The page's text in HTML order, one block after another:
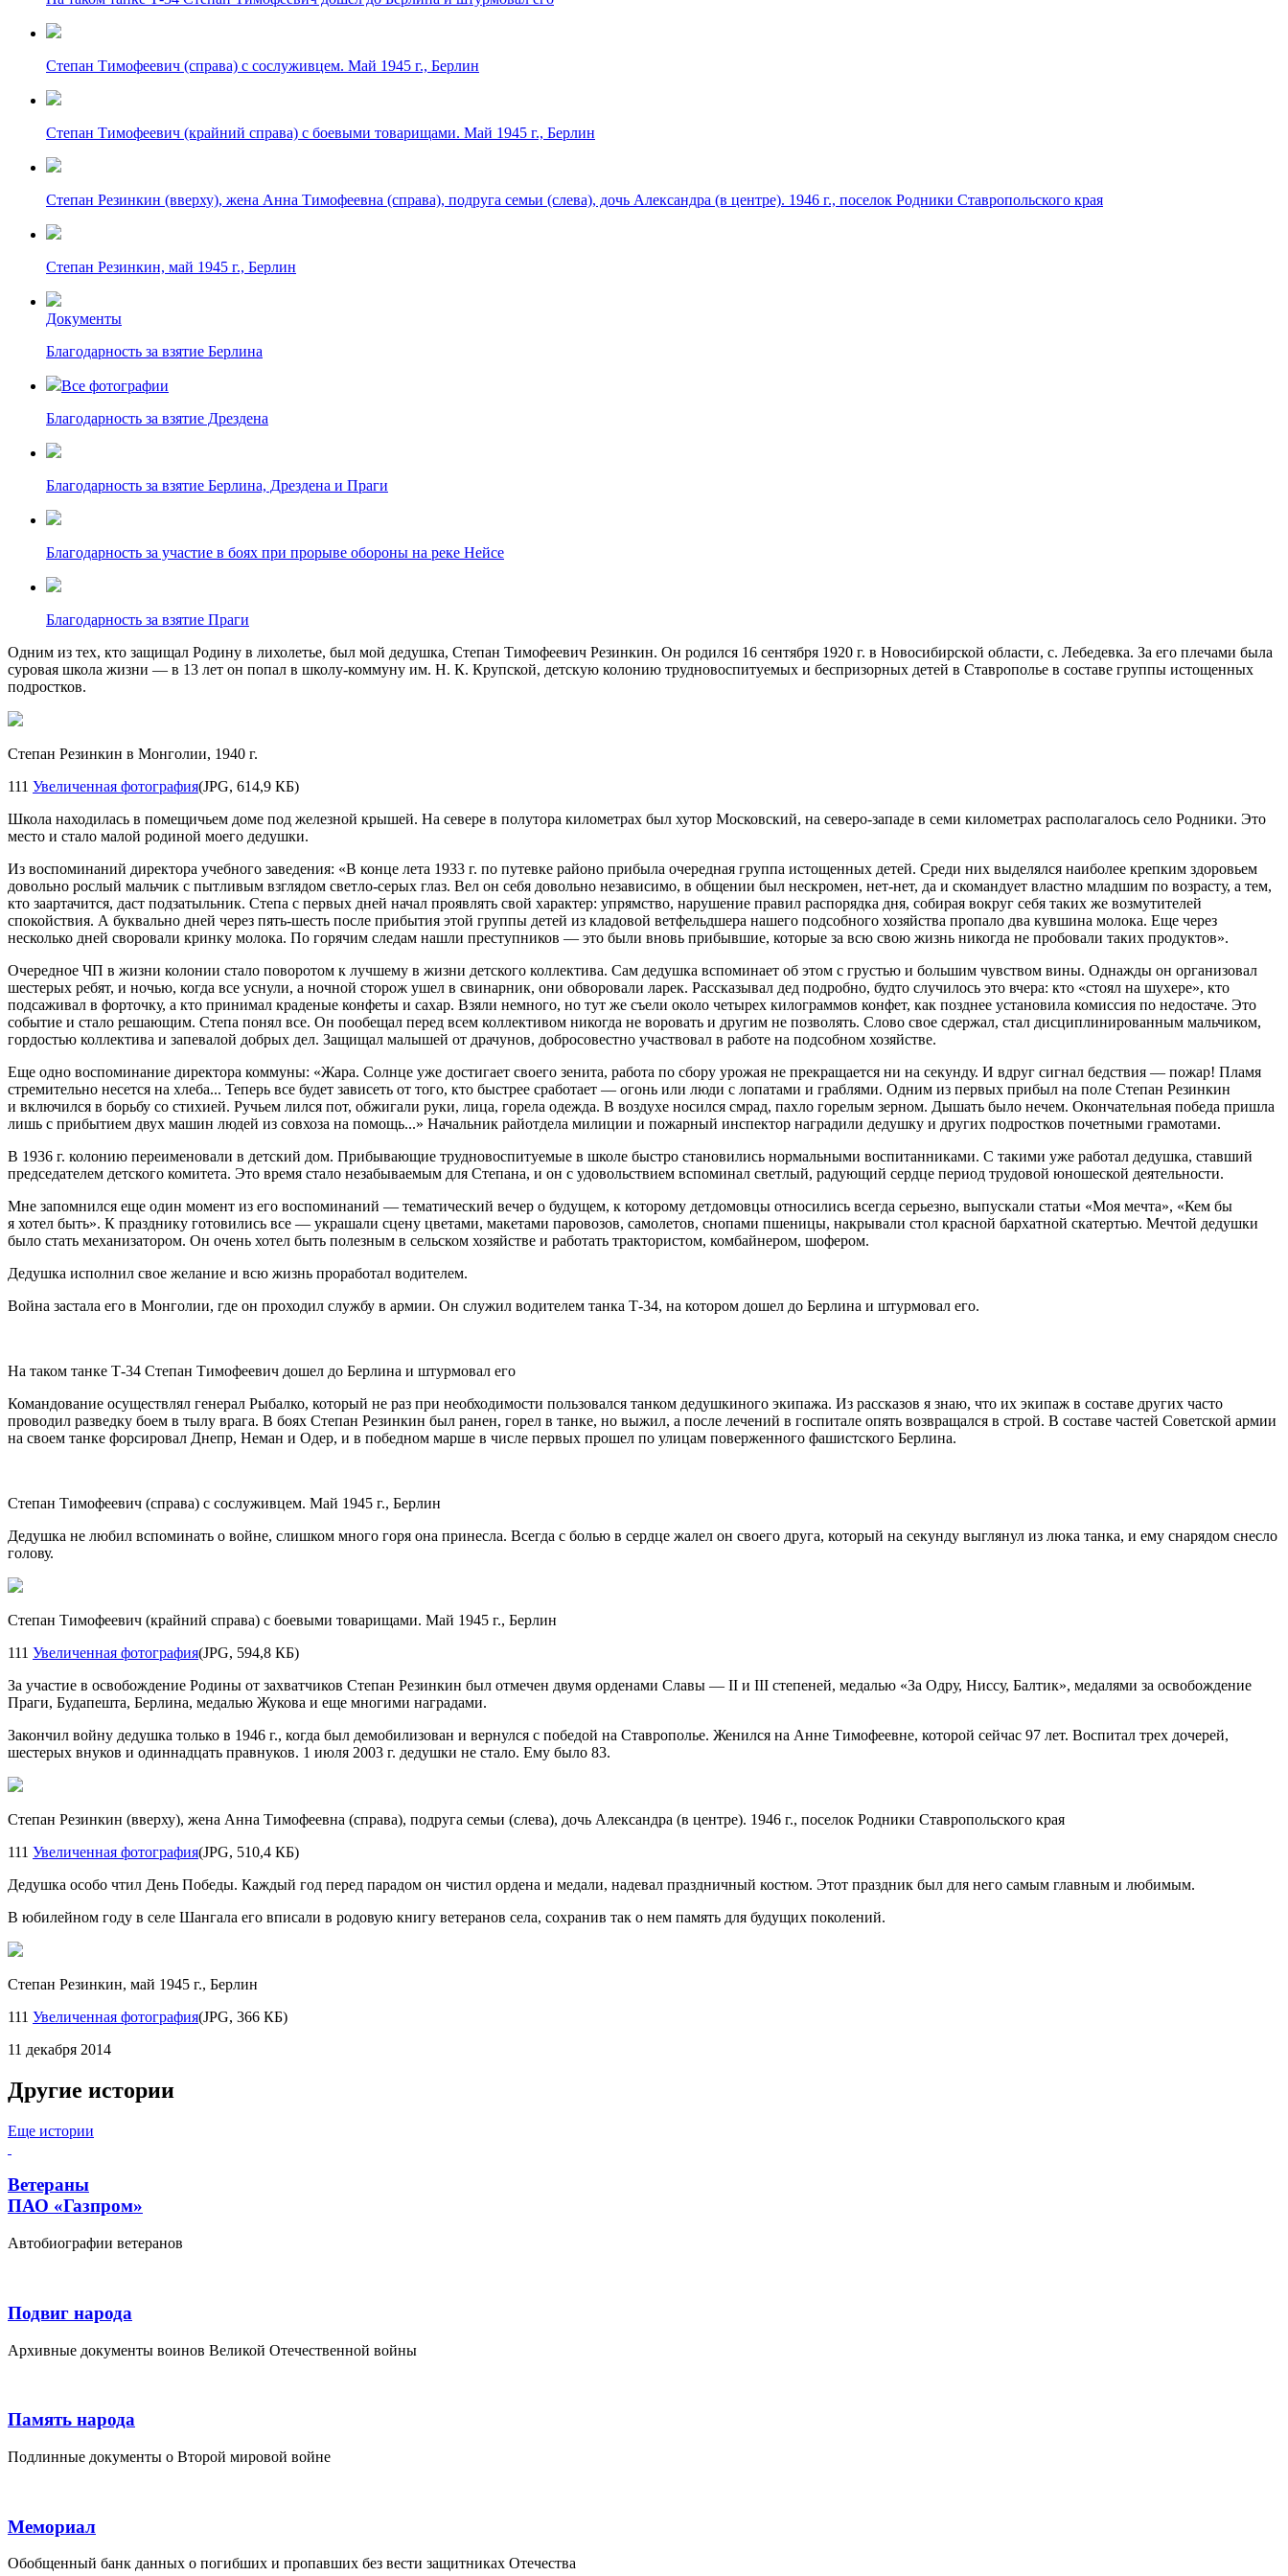
Степан Тимофеевич (справа) с сослуживцем. Май 1945 г., Берлин
Степан Тимофеевич (крайний справа) с боевыми товарищами. Май 1945 г., Берлин
Степан Резинкин (вверху), жена Анна Тимофеевна (справа), подруга семьи (слева), дочь Александра (в центре). 1946 г., поселок Родники Ставропольского края
Степан Резинкин, май 1945 г., Берлин
Документы
Благодарность за взятие Берлина
Все фотографии
Благодарность за взятие Дрездена
Благодарность за взятие Берлина, Дрездена и Праги
Благодарность за участие в боях при прорыве обороны на реке Нейсе
Благодарность за взятие Праги
Одним из тех, кто защищал Родину в лихолетье, был мой дедушка, Степан Тимофеевич Резинкин. Он родился 16 сентября 1920 г. в Новосибирской области, с. Лебедевка. За его плечами была
суровая школа жизни — в 13 лет он попал в школу-коммуну им. Н. К. Крупской, детскую колонию трудновоспитуемых и беспризорных детей в Ставрополье в составе группы истощенных
подростков.
Степан Резинкин в Монголии, 1940 г.
111 Увеличенная фотография(JPG, 614,9 КБ)
Школа находилась в помещичьем доме под железной крышей. На севере в полутора километрах был хутор Московский, на северо-западе в семи километрах располагалось село Родники. Это
место и стало малой родиной моего дедушки.
Из воспоминаний директора учебного заведения: «В конце лета 1933 г. по путевке районо прибыла очередная группа истощенных детей. Среди них выделялся наиболее крепким здоровьем
довольно рослый мальчик с пытливым взглядом светло-серых глаз. Вел он себя довольно независимо, в общении был нескромен, нет-нет, да и скомандует властно младшим по возрасту, а тем,
кто заартачится, даст подзатыльник. Степа с первых дней начал проявлять свой характер: упрямство, нарушение правил распорядка дня, собирая вокруг себя таких же возмутителей
спокойствия. А буквально дней через пять-шесть после прибытия этой группы детей из кладовой ветфельдшера нашего подсобного хозяйства пропало два кувшина молока. Еще через
несколько дней своровали кринку молока. По горячим следам нашли преступников — это были вновь прибывшие, которые за всю свою жизнь никогда не пробовали таких продуктов».
Очередное ЧП в жизни колонии стало поворотом к лучшему в жизни детского коллектива. Сам дедушка вспоминает об этом с грустью и большим чувством вины. Однажды он организовал
шестерых ребят, и ночью, когда все уснули, а ночной сторож ушел в свинарник, они обворовали ларек. Рассказывал дед подробно, будто случилось это вчера: кто «стоял на шухере», кто
подсаживал в форточку, а кто принимал краденые конфеты и сахар. Взяли немного, но тут же съели около четырех килограммов конфет, как позднее установила комиссия по недостаче. Это
событие и стало решающим. Степа понял все. Он пообещал перед всем коллективом никогда не воровать и другим не позволять. Слово свое сдержал, стал дисциплинированным мальчиком,
гордостью коллектива и запевалой добрых дел. Защищал малышей от драчунов, добросовестно участвовал в работе на подсобном хозяйстве.
Еще одно воспоминание директора коммуны: «Жара. Солнце уже достигает своего зенита, работа по сбору урожая не прекращается ни на секунду. И вдруг сигнал бедствия — пожар! Пламя
стремительно несется на хлеба... Теперь все будет зависеть от того, кто быстрее сработает — огонь или люди с лопатами и граблями. Одним из первых прибыл на поле Степан Резинкин
и включился в борьбу со стихией. Ручьем лился пот, обжигали руки, лица, горела одежда. В воздухе носился смрад, пахло горелым зерном. Дышать было нечем. Окончательная победа пришла
лишь с прибытием двух машин людей из совхоза на помощь...» Начальник райотдела милиции и пожарный инспектор наградили дедушку и других подростков почетными грамотами.
В 1936 г. колонию переименовали в детский дом. Прибывающие трудновоспитуемые в школе быстро становились нормальными воспитанниками. С такими уже работал дедушка, ставший
председателем детского комитета. Это время стало незабываемым для Степана, и он с удовольствием вспоминал светлый, радующий сердце период трудовой юношеской деятельности.
Мне запомнился еще один момент из его воспоминаний — тематический вечер о будущем, к которому детдомовцы относились всегда серьезно, выпускали статьи «Моя мечта», «Кем бы
я хотел быть». К празднику готовились все — украшали сцену цветами, макетами паровозов, самолетов, снопами пшеницы, накрывали стол красной бархатной скатертью. Мечтой дедушки
было стать механизатором. Он очень хотел быть полезным в сельском хозяйстве и работать трактористом, комбайнером, шофером.
Дедушка исполнил свое желание и всю жизнь проработал водителем.
Война застала его в Монголии, где он проходил службу в армии. Он служил водителем танка Т-34, на котором дошел до Берлина и штурмовал его.
На таком танке Т-34 Степан Тимофеевич дошел до Берлина и штурмовал его
Командование осуществлял генерал Рыбалко, который не раз при необходимости пользовался танком дедушкиного экипажа. Из рассказов я знаю, что их экипаж в составе других часто
проводил разведку боем в тылу врага. В боях Степан Резинкин был ранен, горел в танке, но выжил, а после лечений в госпитале опять возвращался в строй. В составе частей Советской армии
на своем танке форсировал Днепр, Неман и Одер, и в победном марше в числе первых прошел по улицам поверженного фашистского Берлина.
Степан Тимофеевич (справа) с сослуживцем. Май 1945 г., Берлин
Дедушка не любил вспоминать о войне, слишком много горя она принесла. Всегда с болью в сердце жалел он своего друга, который на секунду выглянул из люка танка, и ему снарядом снесло
голову.
Степан Тимофеевич (крайний справа) с боевыми товарищами. Май 1945 г., Берлин
111 Увеличенная фотография(JPG, 594,8 КБ)
За участие в освобождение Родины от захватчиков Степан Резинкин был отмечен двумя орденами Славы — II и III степеней, медалью «За Одру, Ниссу, Балтик», медалями за освобождение
Праги, Будапешта, Берлина, медалью Жукова и еще многими наградами.
Закончил войну дедушка только в 1946 г., когда был демобилизован и вернулся с победой на Ставрополье. Женился на Анне Тимофеевне, которой сейчас 97 лет. Воспитал трех дочерей,
шестерых внуков и одиннадцать правнуков. 1 июля 2003 г. дедушки не стало. Ему было 83.
Степан Резинкин (вверху), жена Анна Тимофеевна (справа), подруга семьи (слева), дочь Александра (в центре). 1946 г., поселок Родники Ставропольского края
111 Увеличенная фотография(JPG, 510,4 КБ)
Дедушка особо чтил День Победы. Каждый год перед парадом он чистил ордена и медали, надевал праздничный костюм. Этот праздник был для него самым главным и любимым.
В юбилейном году в селе Шангала его вписали в родовую книгу ветеранов села, сохранив так о нем память для будущих поколений.
Степан Резинкин, май 1945 г., Берлин
111 Увеличенная фотография(JPG, 366 КБ)
11 декабря 2014
Другие истории
Еще истории
Ветераны
ПАО «Газпром»
Автобиографии ветеранов
Подвиг народа
Архивные документы воинов Великой Отечественной войны
Память народа
Подлинные документы о Второй мировой войне
Мемориал
Обобщенный банк данных о погибших и пропавших без вести защитниках Отечества